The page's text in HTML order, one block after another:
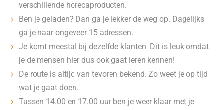
verschillende horecaproducten.
Ben je geladen? Dan ga je lekker de weg op. Dagelijks
ga je naar ongeveer 15 adressen.
Je komt meestal bij dezelfde klanten. Dit is leuk omdat
je de mensen hier dus ook gaat leren kennen!
De route is altijd van tevoren bekend. Zo weet je op tijd
wat je gaat doen.
Tussen 14.00 en 17.00 uur ben je weer klaar met je